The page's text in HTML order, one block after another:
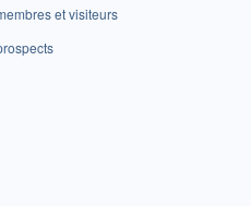
et visiteurs